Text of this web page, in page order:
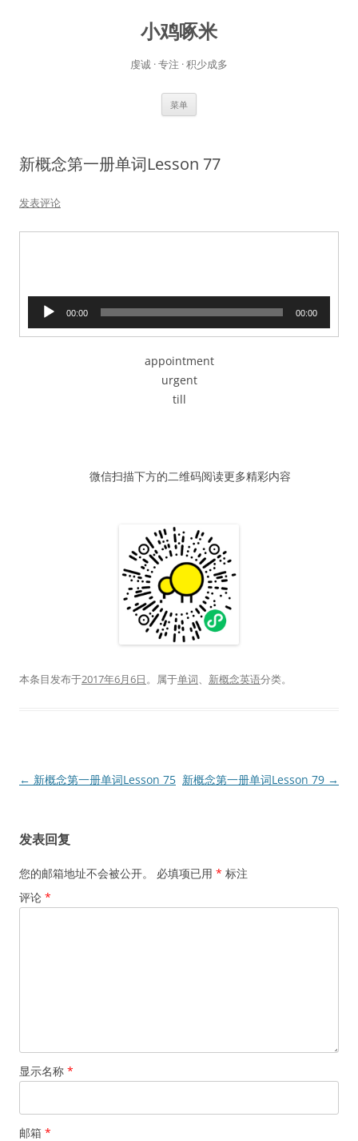
小鸡啄米
虔诚 · 专注 · 积少成多
菜单
新概念第一册单词Lesson 77
发表评论
播
00:00 00:00
appointment
urgent
till
微信扫描下方的二维码阅读更多精彩内容
本条目发布于2017年6月6日。属于单词、 新概念英语分类。
文
航
← 新概念第一册单词Lesson 75 新概念第一册单词Lesson 79 →
发表回复
您的邮箱地址不会被公开。 必填项已用 * 标注
评论 *
显示名称 *
邮箱 *